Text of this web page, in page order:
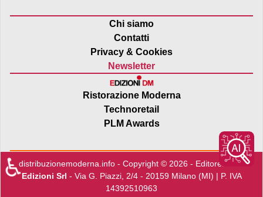
Chi siamo
Contatti
Privacy & Cookies
Newsletter
Ristorazione Moderna
Technoretail
PLM Awards
distribuzionemoderna.info - Copyright © 2026 - Editore:Edra
Edizioni Srl - Via G. Piazzi, 2/4 - 20159 Milano (MI) | P. IVA
14392510963